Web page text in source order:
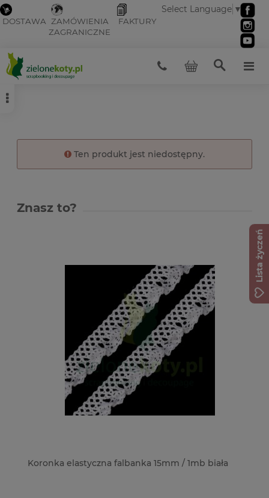
DOSTAWA ZAMÓWIENIA
ZAGRANICZNE
FAKTURY
Select Language ▼
Ten produkt jest niedostępny.
Znasz to?
Koronka elastyczna falbanka 15mm / 1mb biała
Lista życzeń